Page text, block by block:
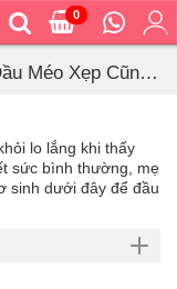
0
Méo Xẹp Cũng
lo lắng khi thấy
sức bình thường, mẹ
sinh dưới đây để đầu